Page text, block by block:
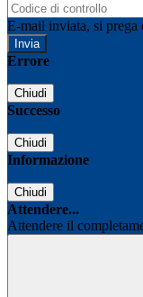
E-mail inviata, si prega
Errore
Chiudi
Successo
Chiudi
Informazione
Chiudi
Attendere...
Attendere il